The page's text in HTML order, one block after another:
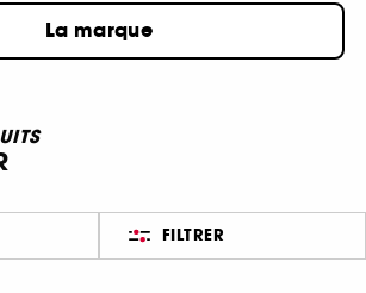
La marque
FILTRER